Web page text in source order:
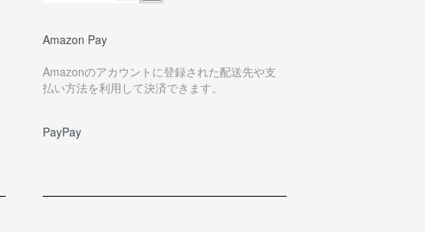
Amazon Pay
Amazonのアカウントに登録された配送先や支
払い方法を利用して決済できます。
PayPay